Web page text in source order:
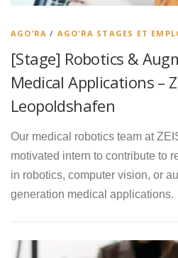
AGO’RA / AGO’RA STAGES ET
[Stage] Robotics &
Medical Applications –
Leopoldshafen
Our medical robotics team at
motivated intern to contribute to
in robotics, computer vision, or
generation medical